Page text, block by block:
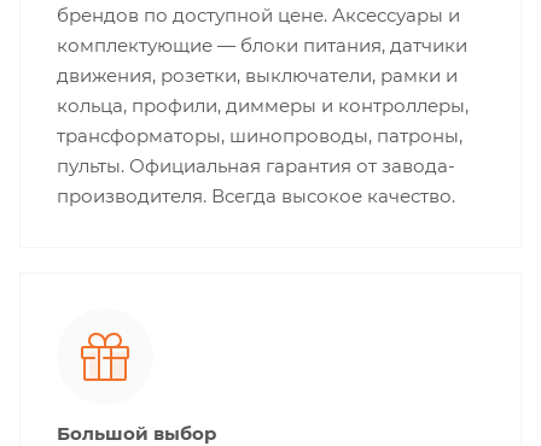
брендов по доступной цене. Аксессуары и
комплектующие — блоки питания, датчики
движения, розетки, выключатели, рамки и
кольца, профили, диммеры и контроллеры,
трансформаторы, шинопроводы, патроны,
пульты. Официальная гарантия от завода-
производителя. Всегда высокое качество.
Большой выбор